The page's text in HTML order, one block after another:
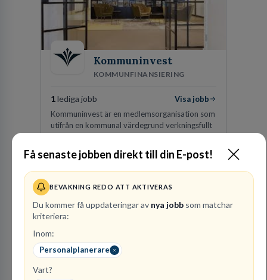
Få senaste jobben direkt till din E-post!
BEVAKNING REDO ATT AKTIVERAS
Du kommer få uppdateringar av nya jobb som matchar
kriteriera:
Inom:
Personalplanerare
Vart?
Kommuninvest
KOMMUNFINANSIERING
1 lediga jobb
Visa jobb
Kommuninvest är en medlemsorganisation som
utifrån en kommunal värdegrund verkningsfullt
Besök profil